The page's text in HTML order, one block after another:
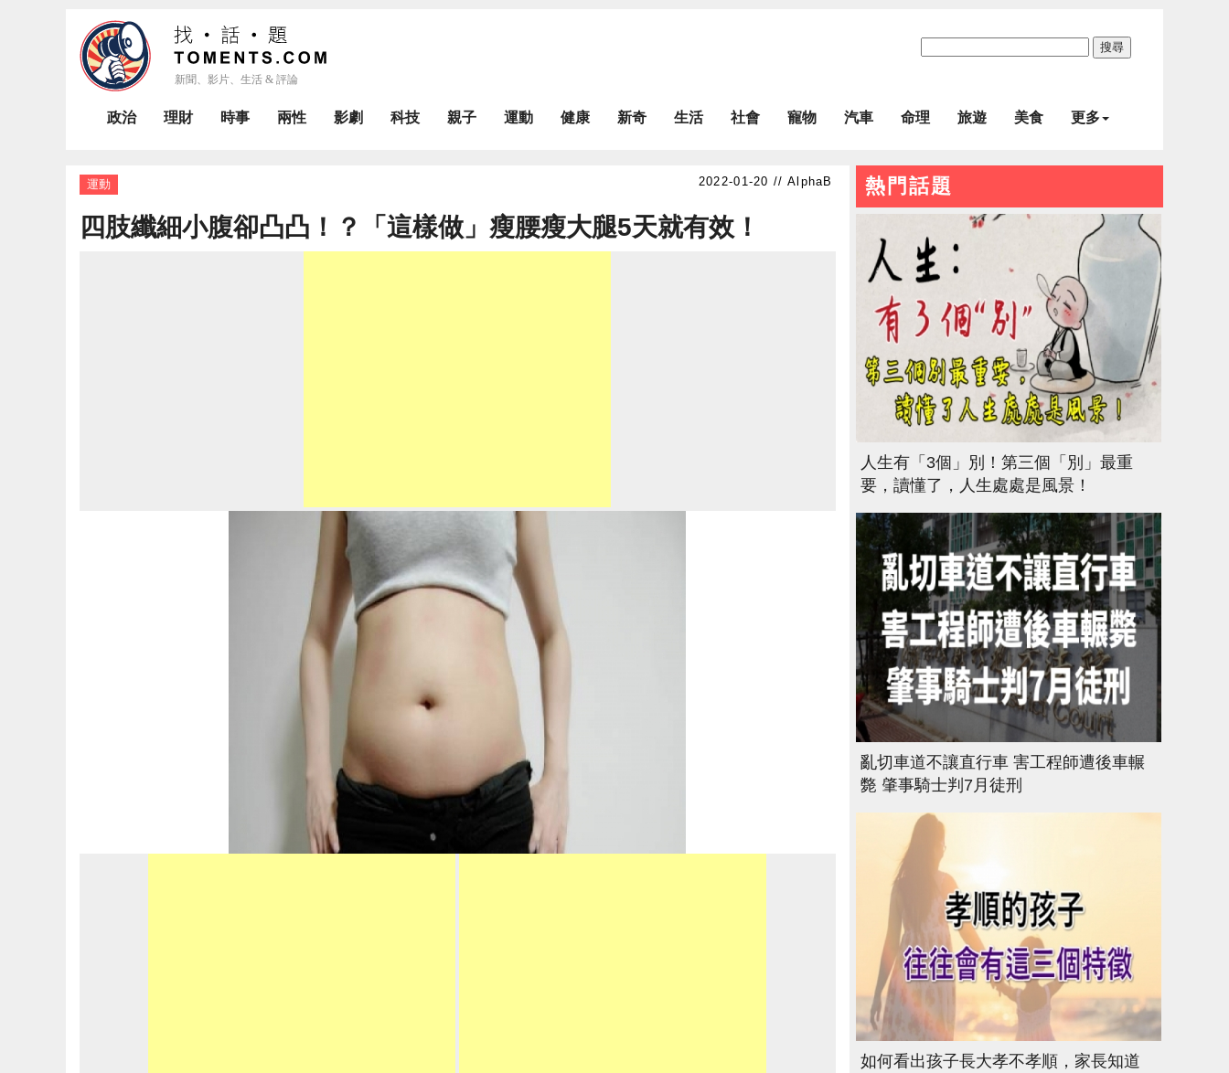
搜尋
政治 理財 時事 兩性 影劇 科技 親子 運動 健康 新奇 生活 社會 寵物 汽車 命理 旅遊 美食 更多
運動 AlphaB
四肢纖細小腹卻凸凸！？「這樣做」瘦腰瘦大腿5天就有效！
熱門話題
人生有「3個」別！第三個「別」最重
要，讀懂了，人生處處是風景！
亂切車道不讓直行車 害工程師遭後車輾
斃 肇事騎士判7月徒刑
如何看出孩子長大孝不孝順，家長知道